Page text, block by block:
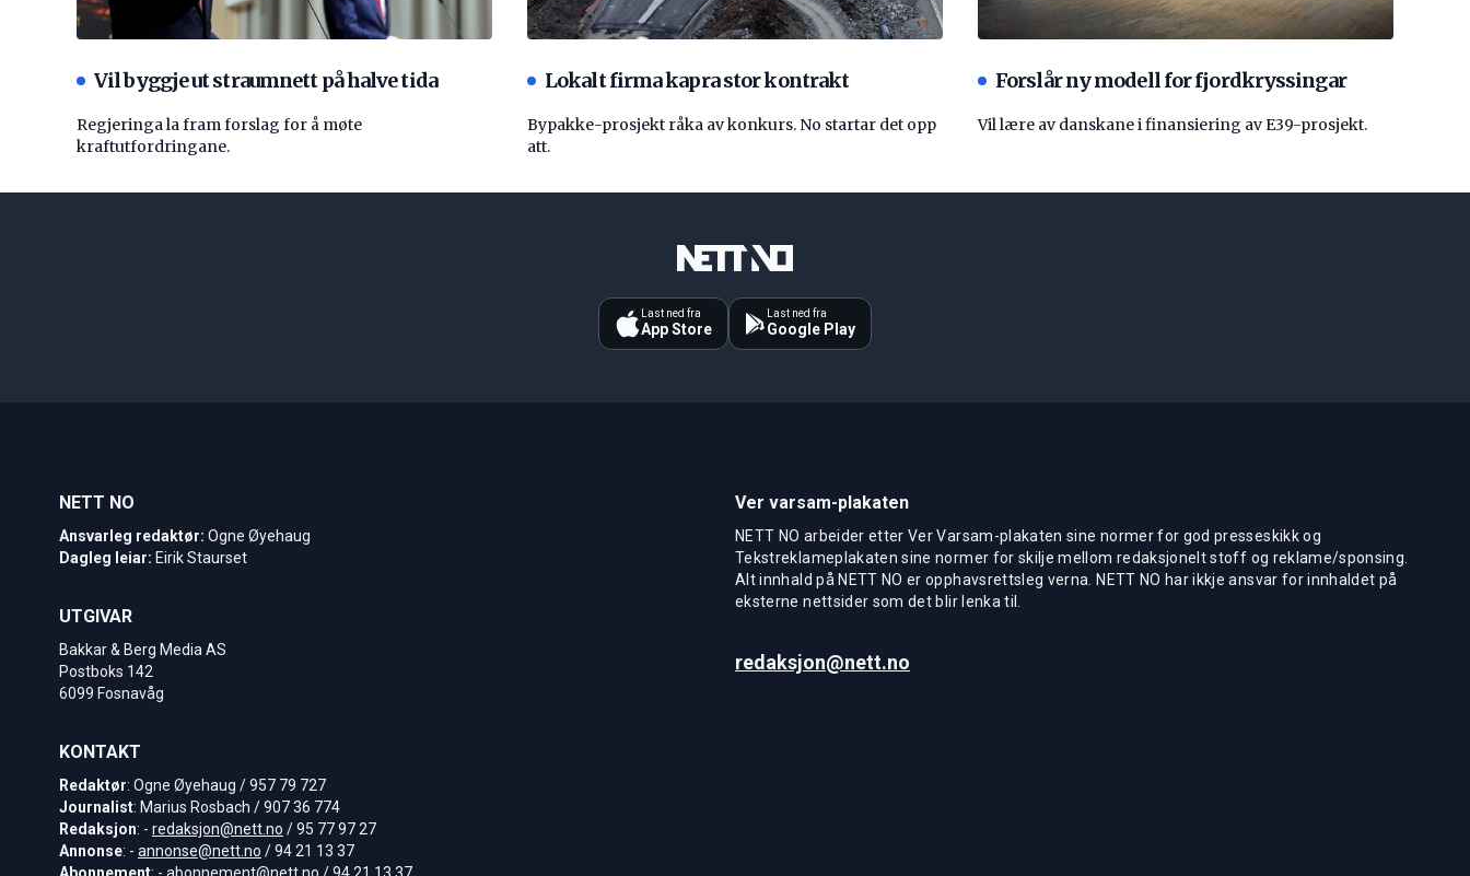
Vil byggje ut straumnett på halve tida
Regjeringa la fram forslag for å møte
kraftutfordringane.
Lokalt firma kapra stor kontrakt
Bypakke-prosjekt råka av konkurs. No startar det opp
att.
Forslår ny modell for fjordkryssingar
Vil lære av danskane i finansiering av E39-prosjekt.
Last ned fra
App Store
Last ned fra
Google Play
NETT NO
Ansvarleg redaktør: Ogne Øyehaug
Dagleg leiar: Eirik Staurset
UTGIVAR
Bakkar & Berg Media AS
Postboks 142
6099 Fosnavåg
KONTAKT
Redaktør: Ogne Øyehaug / 957 79 727
Journalist: Marius Rosbach / 907 36 774
Redaksjon: - redaksjon@nett.no / 95 77 97 27
Annonse: - annonse@nett.no / 94 21 13 37
Ver varsam-plakaten
NETT NO arbeider etter Ver Varsam-plakaten sine normer for god presseskikk og
Tekstreklameplakaten sine normer for skilje mellom redaksjonelt stoff og reklame/sponsing.
Alt innhald på NETT NO er opphavsrettsleg verna. NETT NO har ikkje ansvar for innhaldet på
eksterne nettsider som det blir lenka til.
redaksjon@nett.no